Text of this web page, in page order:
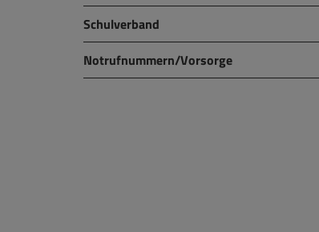
Schulverband
Notrufnummern/Vorsorge